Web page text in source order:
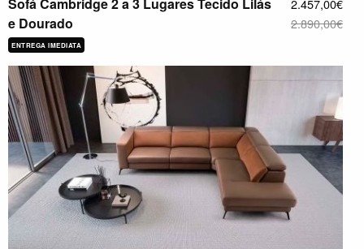
e Dourado
ENTREGA IMEDIATA
2.457,00€
2.890,00€